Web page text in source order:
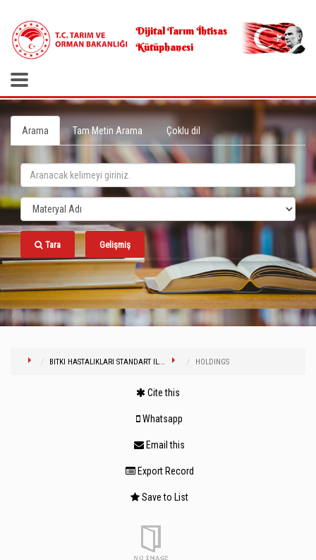
Dijital Tarım İhtisas
Kütüphanesi
Arama Tam Metin Arama Çoklu dil
Tara Gelişmiş
BITKI HASTALIKLARI STANDART IL... HOLDINGS
Cite this
Whatsapp
Email this
Export Record
Save to List